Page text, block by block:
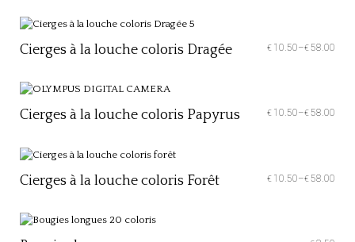
Cierges à la louche coloris Dragée € 10.50–€ 58.00
Cierges à la louche coloris Papyrus € 10.50–€ 58.00
Cierges à la louche coloris Forêt € 10.50–€ 58.00